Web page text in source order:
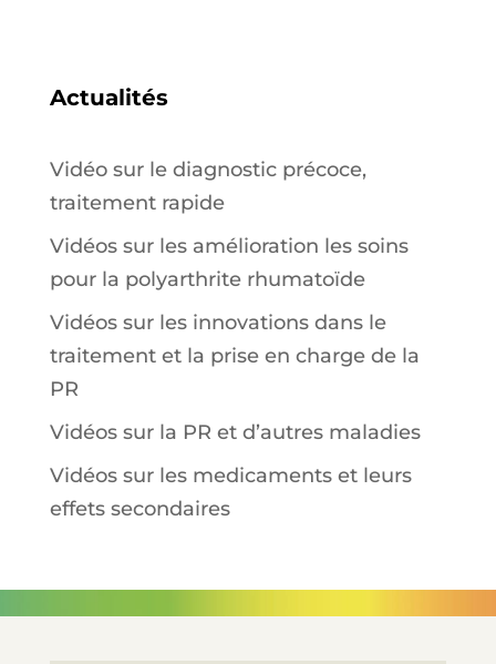
Actualités
Vidéo sur le diagnostic précoce,
traitement rapide
Vidéos sur les amélioration les soins
pour la polyarthrite rhumatoïde
Vidéos sur les innovations dans le
traitement et la prise en charge de la
PR
Vidéos sur la PR et d’autres maladies
Vidéos sur les medicaments et leurs
effets secondaires